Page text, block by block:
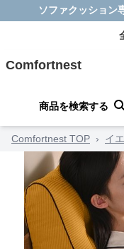
ソファクッション
Comfortnest
商品を検索する
Comfortnest TOP › イ